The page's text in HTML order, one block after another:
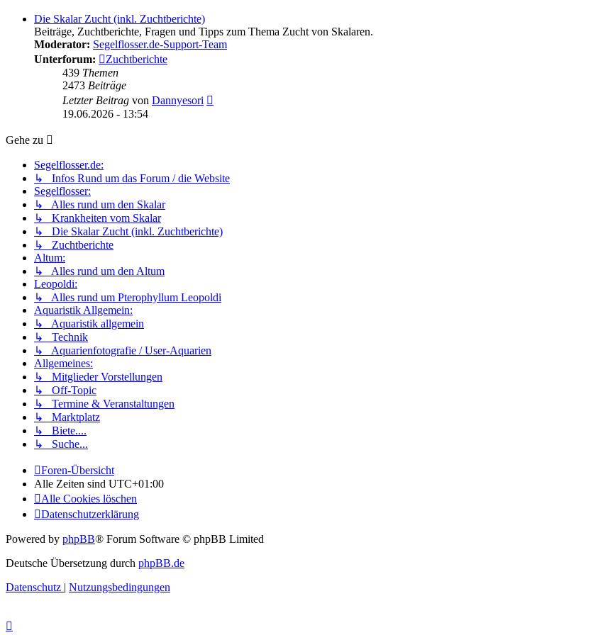
Die Skalar Zucht (inkl. Zuchtberichte)
Beiträge, Zuchtberichte, Fragen und Tipps zum Thema Zucht von Skalaren.
Moderator: Segelflosser.de-Support-Team
Unterforum:
Zuchtberichte
439 Themen
2473 Beiträge
Letzter Beitrag von Dannyesori
19.06.2026 - 13:54
Gehe zu
Segelflosser.de:
↳ Infos Rund um das Forum / die Website
Segelflosser:
↳ Alles rund um den Skalar
↳ Krankheiten vom Skalar
↳ Die Skalar Zucht (inkl. Zuchtberichte)
↳ Zuchtberichte
Altum:
↳ Alles rund um den Altum
Leopoldi:
↳ Alles rund um Pterophyllum Leopoldi
Aquaristik Allgemein:
↳ Aquaristik allgemein
↳ Technik
↳ Aquarienfotografie / User-Aquarien
Allgemeines:
↳ Mitglieder Vorstellungen
↳ Off-Topic
↳ Termine & Veranstaltungen
↳ Marktplatz
↳ Biete....
↳ Suche...
Foren-Übersicht
Alle Zeiten sind UTC+01:00
Alle Cookies löschen
Datenschutzerklärung
Powered by phpBB® Forum Software © phpBB Limited
Deutsche Übersetzung durch phpBB.de
Datenschutz | Nutzungsbedingungen